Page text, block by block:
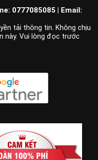
0777085085 | Email:
tải thông tin. Không chịu
này. Vui lòng đọc trước